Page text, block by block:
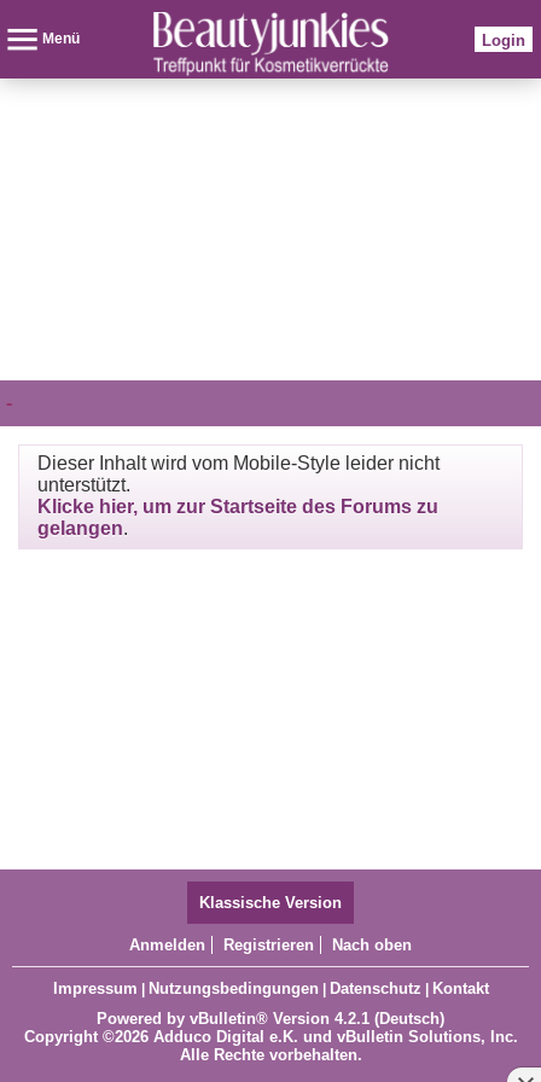
Menü Login
-
Dieser Inhalt wird vom Mobile-Style leider nicht
unterstützt.
Klicke hier, um zur Startseite des Forums zu
gelangen.
Klassische Version
Anmelden Registrieren Nach oben
Impressum | Nutzungsbedingungen | Datenschutz | Kontakt
Powered by vBulletin® Version 4.2.1 (Deutsch)
Copyright ©2026 Adduco Digital e.K. und vBulletin Solutions, Inc.
Alle Rechte vorbehalten.